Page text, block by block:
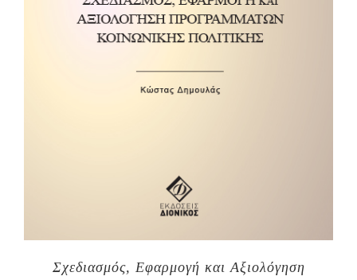
Σχεδιασμός, Εφαρμογή και Αξιολόγηση